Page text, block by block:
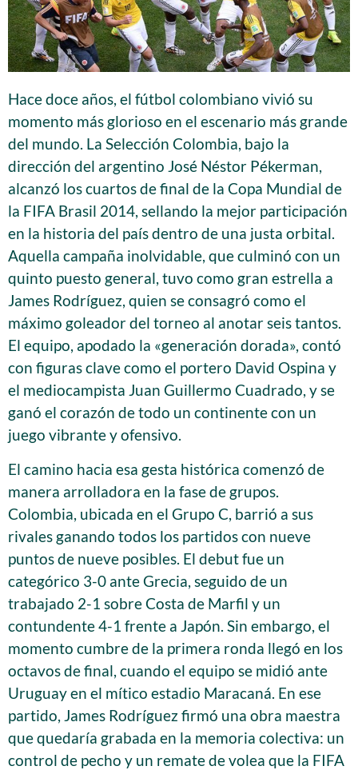
Hace doce años, el fútbol colombiano vivió su
momento más glorioso en el escenario más grande
del mundo. La Selección Colombia, bajo la
dirección del argentino José Néstor Pékerman,
alcanzó los cuartos de final de la Copa Mundial de
la FIFA Brasil 2014, sellando la mejor participación
en la historia del país dentro de una justa orbital.
Aquella campaña inolvidable, que culminó con un
quinto puesto general, tuvo como gran estrella a
James Rodríguez, quien se consagró como el
máximo goleador del torneo al anotar seis tantos.
El equipo, apodado la «generación dorada», contó
con figuras clave como el portero David Ospina y
el mediocampista Juan Guillermo Cuadrado, y se
ganó el corazón de todo un continente con un
juego vibrante y ofensivo.
El camino hacia esa gesta histórica comenzó de
manera arrolladora en la fase de grupos.
Colombia, ubicada en el Grupo C, barrió a sus
rivales ganando todos los partidos con nueve
puntos de nueve posibles. El debut fue un
categórico 3-0 ante Grecia, seguido de un
trabajado 2-1 sobre Costa de Marfil y un
contundente 4-1 frente a Japón. Sin embargo, el
momento cumbre de la primera ronda llegó en los
octavos de final, cuando el equipo se midió ante
Uruguay en el mítico estadio Maracaná. En ese
partido, James Rodríguez firmó una obra maestra
que quedaría grabada en la memoria colectiva: un
control de pecho y un remate de volea que la FIFA